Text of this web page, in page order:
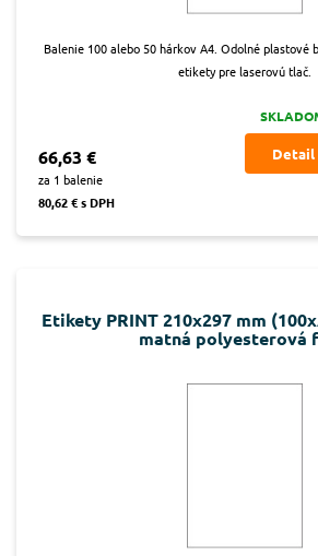
Balenie 100 alebo 50 hárkov A4. Odolné plastové
etikety pre laserovú tlač.
66,63 €
za 1 balenie
80,62 € s DPH
Detail
Etikety PRINT 210x297 mm
matná polyesterová